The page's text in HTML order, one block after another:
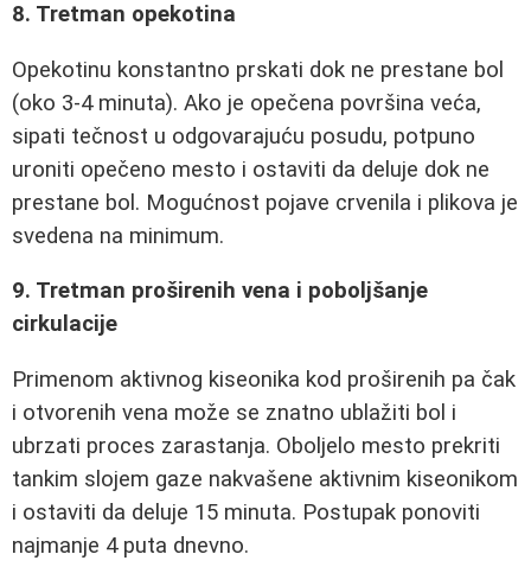
8. Tretman opekotina
Opekotinu konstantno prskati dok ne prestane bol
(oko 3-4 minuta). Ako je opečena površina veća,
sipati tečnost u odgovarajuću posudu, potpuno
uroniti opečeno mesto i ostaviti da deluje dok ne
prestane bol. Mogućnost pojave crvenila i plikova je
svedena na minimum.
9. Tretman proširenih vena i poboljšanje
cirkulacije
Primenom aktivnog kiseonika kod proširenih pa čak
i otvorenih vena može se znatno ublažiti bol i
ubrzati proces zarastanja. Oboljelo mesto prekriti
tankim slojem gaze nakvašene aktivnim kiseonikom
i ostaviti da deluje 15 minuta. Postupak ponoviti
najmanje 4 puta dnevno.